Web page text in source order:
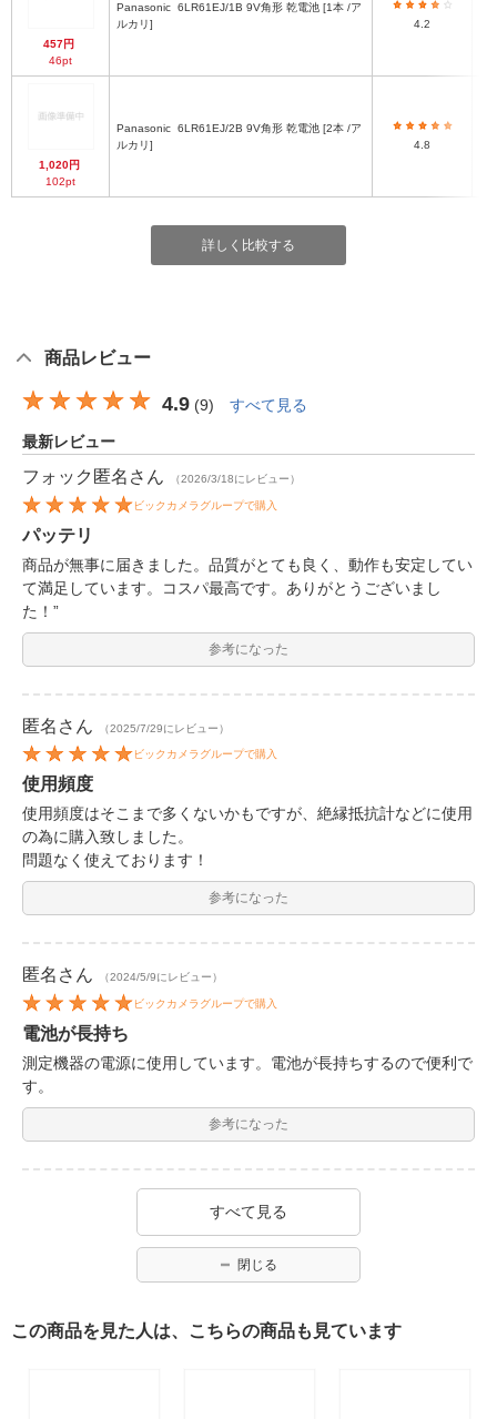
457円
46pt
Panasonic
ルカリ]
4.2
1,020円
102pt
Panasonic
ルカリ]
4.8
詳しく比較する
商品レビュー
4.9 (9) すべて見る
最新レビュー
フォック匿名 さん （2026/3/18にレビュー）
ビックカメラグループで購入
パッテリ
商品が無事に届きました。品質がとても良く、動作も安定してい
て満足しています。コスパ最高です。ありがとうございまし
た！”
参考になった
匿名 さん （2025/7/29にレビュー）
ビックカメラグループで購入
使用頻度
使用頻度はそこまで多くないかもですが、絶縁抵抗計などに使用
の為に購入致しました。
問題なく使えております！
参考になった
匿名 さん （2024/5/9にレビュー）
ビックカメラグループで購入
電池が長持ち
測定機器の電源に使用しています。電池が長持ちするので便利で
す。
参考になった
すべて見る
閉じる
この商品を見た人は、こちらの商品も見ています